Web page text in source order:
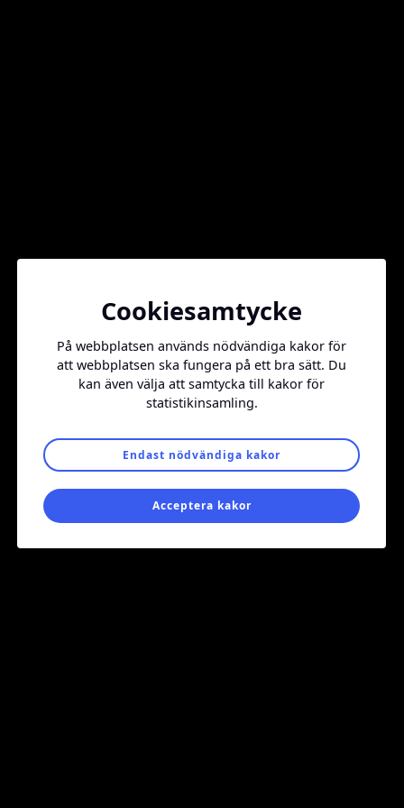
Kontakt
info@daxx.se
© Daxx 2026 Integritetspolicy Ändra cookiessamtycke
Cookiesamtycke
På webbplatsen används nödvändiga kakor för
att webbplatsen ska fungera på ett bra sätt. Du
kan även välja att samtycka till kakor för
statistikinsamling.
Endast nödvändiga kakor
Acceptera kakor